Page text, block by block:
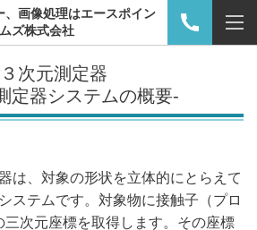
、画像処理はエースポイン
ズ株式会社
３次元測定器
定器システムの概要-
は、対象の形状を立体的にとらえて
ステムです。対象物に接触子（プロ
三次元座標を取得します。その座標